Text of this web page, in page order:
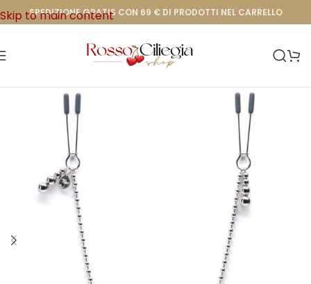
Skip to main content
SPEDIZIONE GRATIS CON 69 € DI PRODOTTI NEL CARRELLO